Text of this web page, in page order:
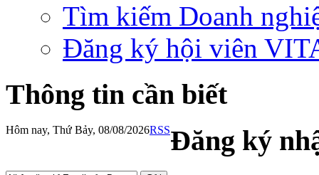
Tìm kiếm Doanh
Đăng ký hội viên
Thông tin cần biết
Hôm nay, Thứ Bảy, 08/08/2026RSSĐăng ký